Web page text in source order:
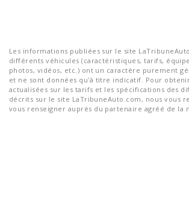
Les informations publiées sur le site
différents véhicules (caractéristiques, tarifs,
photos, vidéos, etc.) ont un caractère purement
et ne sont données qu'à titre indicatif. Pour
actualisées sur les tarifs et les spécifications des
décrits sur le site LaTribuneAuto.com, nous vous
vous renseigner auprès du partenaire agréé de la